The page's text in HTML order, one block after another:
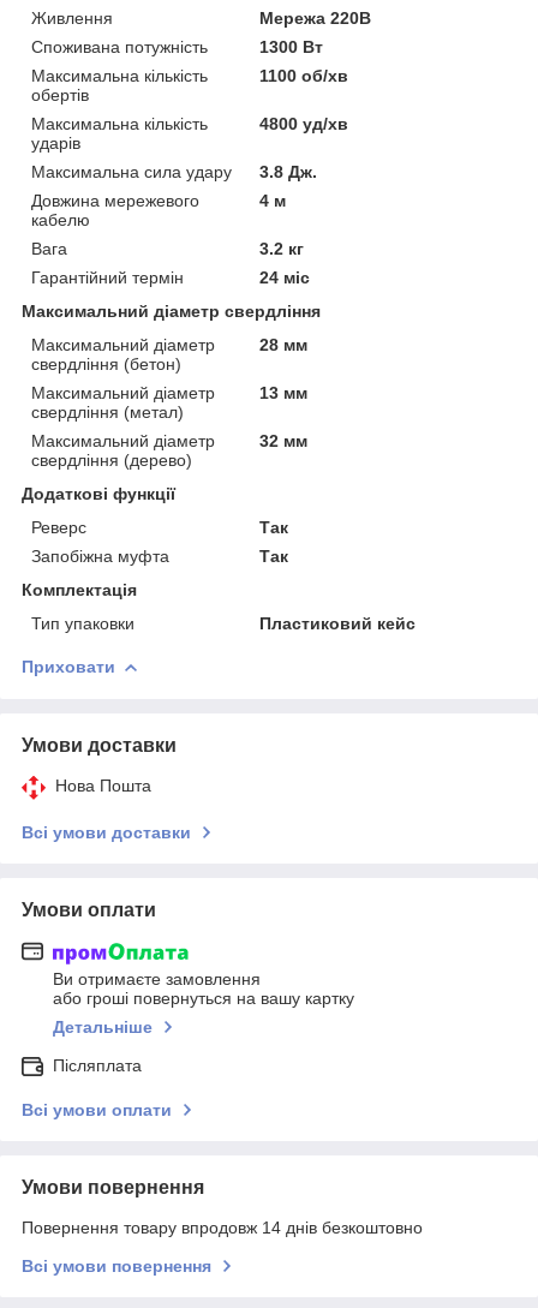
Живлення
Мережа 220В
Споживана потужність
1300 Вт
Максимальна кількість
обертів
1100 об/хв
Максимальна кількість
ударів
4800 уд/хв
Максимальна сила удару
3.8 Дж.
Довжина мережевого
кабелю
4 м
Вага
3.2 кг
Гарантійний термін
24 міс
Максимальний діаметр свердління
Максимальний діаметр
свердління (бетон)
28 мм
Максимальний діаметр
свердління (метал)
13 мм
Максимальний діаметр
свердління (дерево)
32 мм
Додаткові функції
Реверс
Так
Запобіжна муфта
Так
Комплектація
Тип упаковки
Пластиковий кейс
Приховати
Умови доставки
Нова Пошта
Всі умови доставки
Умови оплати
Ви отримаєте замовлення
або гроші повернуться на вашу картку
Детальніше
Післяплата
Всі умови оплати
Умови повернення
Повернення товару впродовж 14 днів безкоштовно
Всі умови повернення